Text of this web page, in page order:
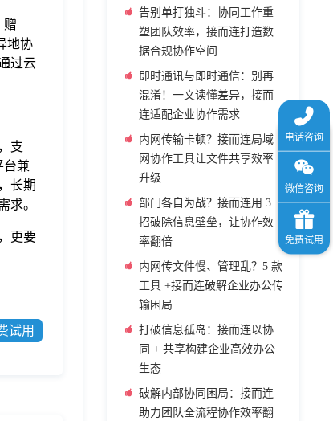
赠
地协
过云
支
台兼
长期
求。
更要
试用
告别单打独斗：协同工作重
塑团队效率，接而连打造数
据合规协作空间
即时通讯与即时通信：别再
混淆！一文读懂差异，接而
连适配企业协作需求
内网传输卡顿？接而连局域
网协作工具让文件共享效率
升级
部门各自为战？接而连用 3
招破除信息壁垒，让协作效
率翻倍
内网传文件慢、管理乱？5 款
工具 +接而连破解企业办公传
输困局
打破信息孤岛：接而连以协
同 + 共享构建企业高效办公
生态
破解内部协同困局：接而连
助力团队全流程协作效率翻